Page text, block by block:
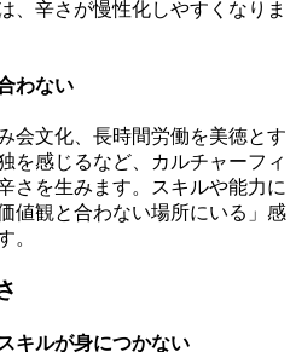
、辛さが慢性化しやすくなりま
わない
会文化、長時間労働を美徳とす
を感じるなど、カルチャーフィ
さを生みます。スキルや能力に
値観と合わない場所にいる」感
。
キルが身につかない